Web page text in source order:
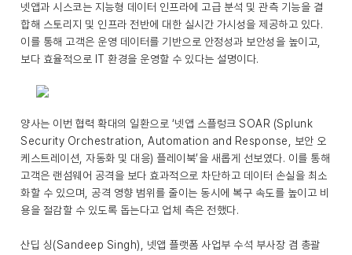
넷앱과 시스코는 지능형 데이터 인프라에 고급 분석 및 관측 기능을 결
합해 스토리지 및 인프라 전반에 대한 실시간 가시성을 제공하고 있다.
이를 통해 고객은 운영 데이터를 기반으로 안정성과 보안성을 높이고,
보다 효율적으로 IT 환경을 운영할 수 있다는 설명이다.
양사는 이번 협력 확대의 일환으로 ‘넷앱 스플렁크 SOAR (Splunk
Security Orchestration, Automation and Response, 보안 오
케스트레이션, 자동화 및 대응) 플레이북’을 새롭게 선보였다. 이를 통해
고객은 랜섬웨어 공격을 보다 효과적으로 차단하고 데이터 손실을 최소
화할 수 있으며, 공격 영향 범위를 줄이는 동시에 복구 속도를 높이고 비
용을 절감할 수 있도록 돕는다고 업체 측은 전했다.
산딥 싱(Sandeep Singh), 넷앱 플랫폼 사업부 수석 부사장 겸 총괄